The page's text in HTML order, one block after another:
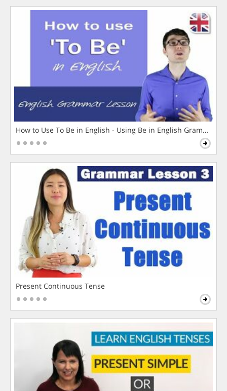
How to Use To Be in English - Using Be in English Grammar
Present Continuous Tense